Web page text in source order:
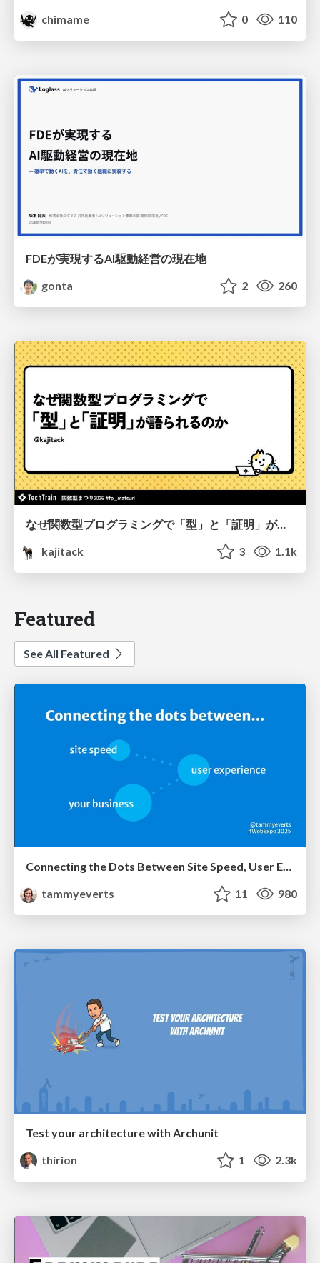
chimame 0 110
FDEが実現するAI駆動経営の現在地
gonta
2 260
なぜ関数型プログラミングで「型」と「証明」が語られるのか #fp_matsuri
kajitack
3 1.1k
Featured
See All Featured
Connecting the Dots Between Site Speed, User Experience & Your Business [WebExpo 2025]
tammyeverts
11 980
Test your architecture with Archunit
thirion
1 2.3k